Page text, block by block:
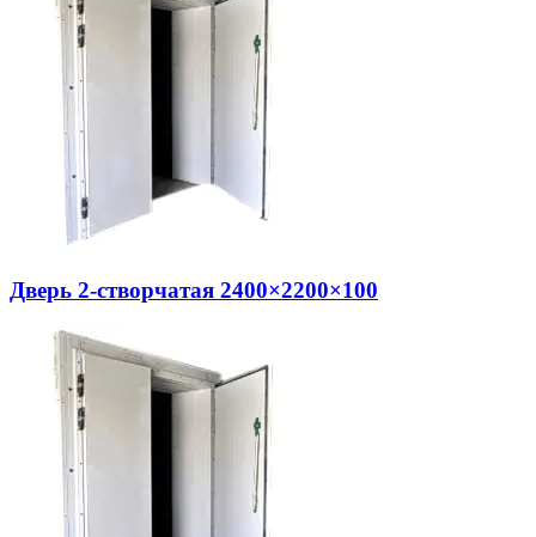
Дверь 2-створчатая 2400×2200×100